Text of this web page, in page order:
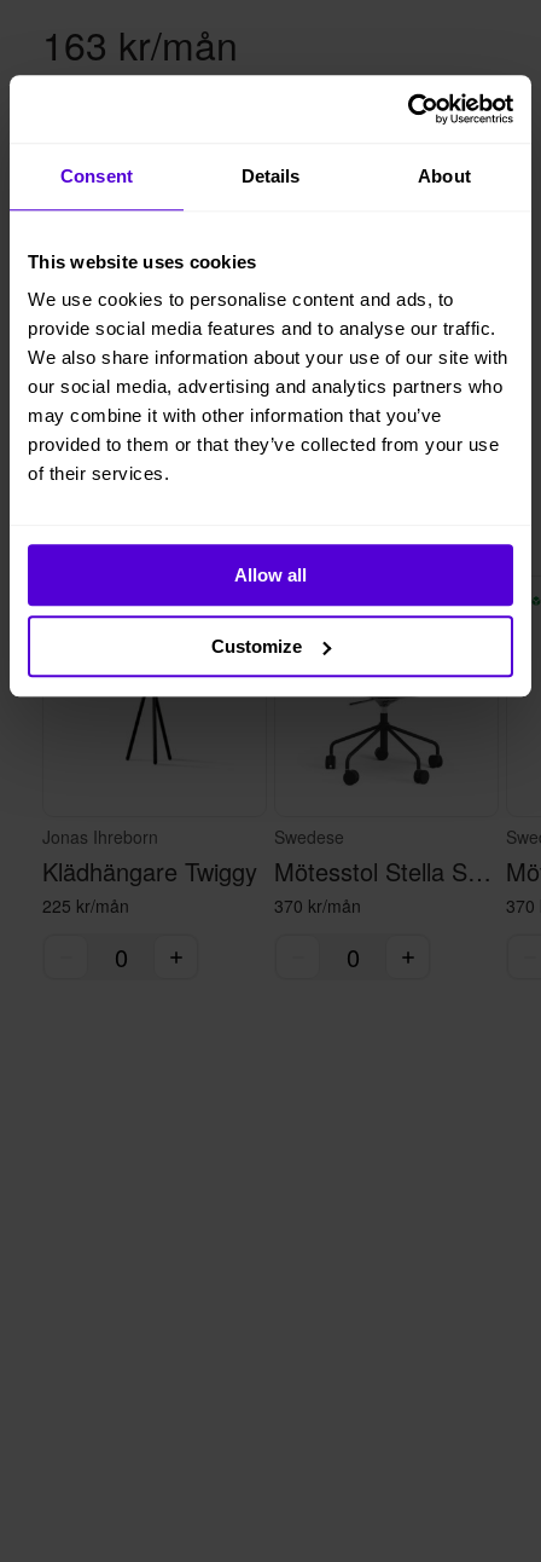
Consent Details About
This website uses cookies
We use cookies to personalise content and ads, to
provide social media features and to analyse our traffic.
We also share information about your use of our site with
our social media, advertising and analytics partners who
may combine it with other information that you’ve
provided to them or that they’ve collected from your use
of their services.
Allow all
Customize
163 kr/mån
månads uppsägningstid
Vi levererar, monterar och returnerar
Helt flexibelt
1 månads
uppsägningstid
Liknande produkter
2 i lager
Jonas Ihreborn
Klädhängare Twiggy
225 kr/mån
10 i lager
Swedese
Mötesstol Stella Svart
370 kr/mån 370